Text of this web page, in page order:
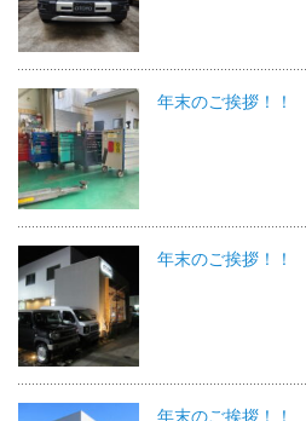
年末のご挨拶！！
年末のご挨拶！！
年末のご挨拶！！